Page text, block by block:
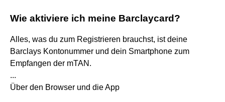
Wie aktiviere ich meine Barclaycard?
Alles, was du zum Registrieren brauchst, ist deine
Barclays Kontonummer und dein Smartphone zum
Empfangen der mTAN.
...
Über den Browser und die App